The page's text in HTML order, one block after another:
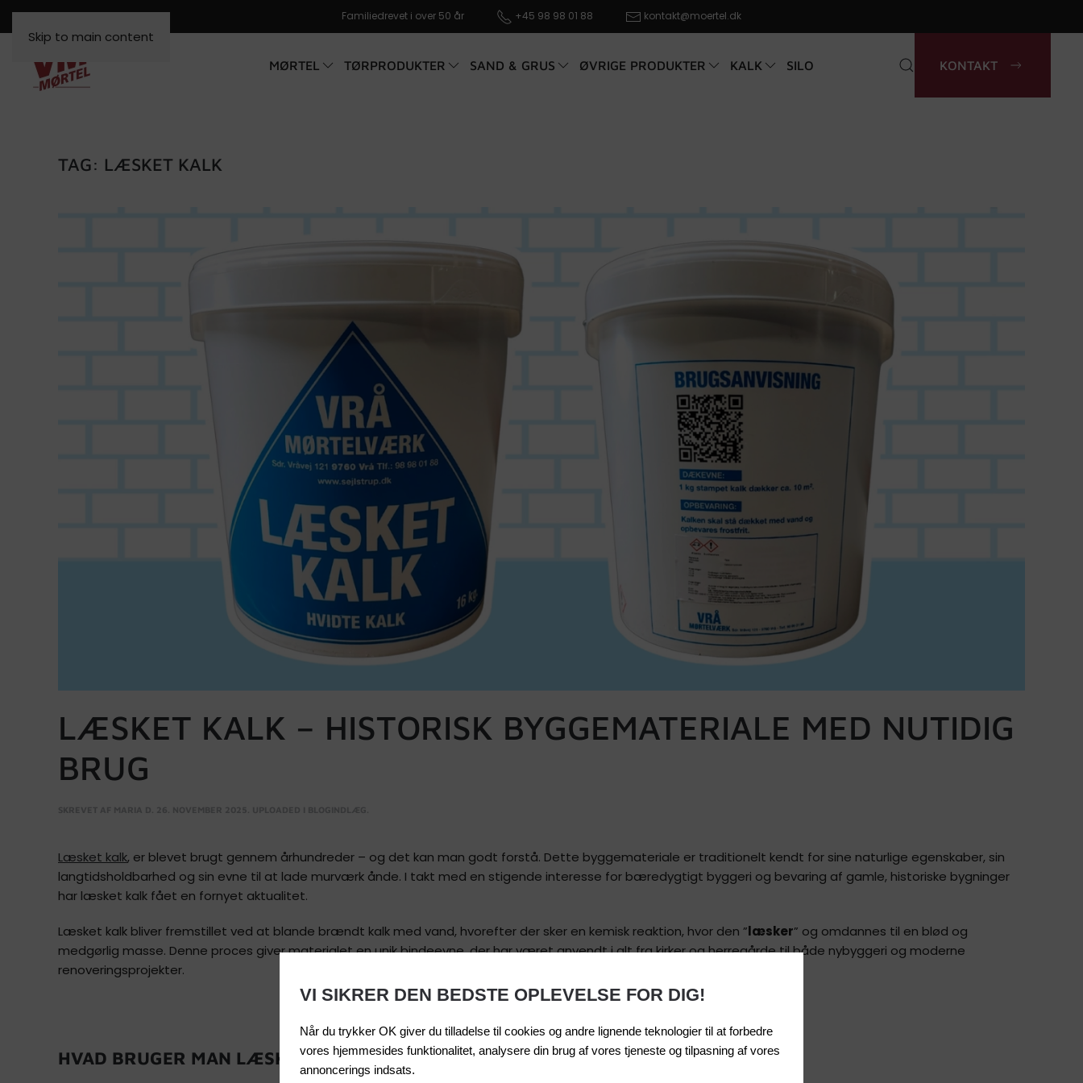
Skip to main content
Familiedrevet i over 50 år +45 98 98 01 88 kontakt@moertel.dk
MØRTEL TØRPRODUKTER SAND & GRUS ØVRIGE PRODUKTER KALK SILO KONTAKT
TAG: LÆSKET KALK
LÆSKET KALK – HISTORISK BYGGEMATERIALE MED NUTIDIG
BRUG
Læsket kalk, er blevet brugt gennem århundreder – og det kan man godt forstå. Dette byggemateriale er traditionelt kendt for sine naturlige egenskaber, sin
langtidsholdbarhed og sin evne til at lade murværk ånde. I takt med en stigende interesse for bæredygtigt byggeri og bevaring af gamle, historiske bygninger
har læsket kalk fået en fornyet aktualitet.
Læsket kalk bliver fremstillet ved at blande brændt kalk med vand, hvorefter der sker en kemisk reaktion, hvor den ”læsker” og omdannes til en blød og
medgørlig masse. Denne proces giver materialet en unik bindeevne, der har været anvendt i alt fra kirker og herregårde til både nybyggeri og moderne
renoveringsprojekter.
HVAD BRUGER MAN LÆSKET KALK TIL?
VI SIKRER DEN BEDSTE OPLEVELSE FOR DIG!
Når du trykker OK giver du tilladelse til cookies og andre lignende teknologier til at forbedre
vores hjemmesides funktionalitet, analysere din brug af vores tjeneste og tilpasning af vores
annoncerings indsats.